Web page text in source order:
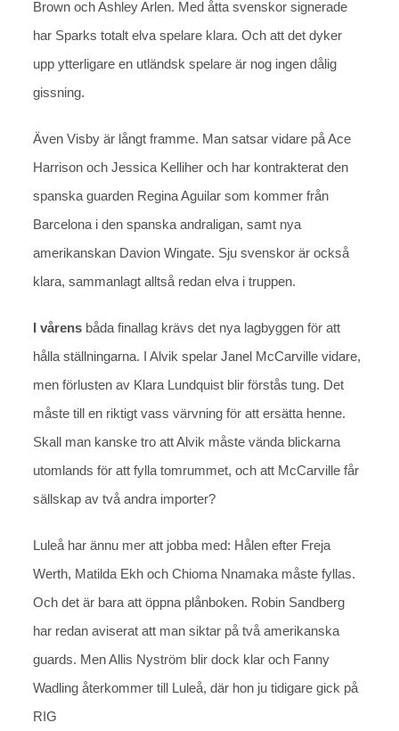
Brown och Ashley Arlen. Med åtta svenskor signerade
har Sparks totalt elva spelare klara. Och att det dyker
upp ytterligare en utländsk spelare är nog ingen dålig
gissning.
Även Visby är långt framme. Man satsar vidare på Ace
Harrison och Jessica Kelliher och har kontrakterat den
spanska guarden Regina Aguilar som kommer från
Barcelona i den spanska andraligan, samt nya
amerikanskan Davion Wingate. Sju svenskor är också
klara, sammanlagt alltså redan elva i truppen.
I vårens båda finallag krävs det nya lagbyggen för att
hålla ställningarna. I Alvik spelar Janel McCarville vidare,
men förlusten av Klara Lundquist blir förstås tung. Det
måste till en riktigt vass värvning för att ersätta henne.
Skall man kanske tro att Alvik måste vända blickarna
utomlands för att fylla tomrummet, och att McCarville får
sällskap av två andra importer?
Luleå har ännu mer att jobba med: Hålen efter Freja
Werth, Matilda Ekh och Chioma Nnamaka måste fyllas.
Och det är bara att öppna plånboken. Robin Sandberg
har redan aviserat att man siktar på två amerikanska
guards. Men Allis Nyström blir dock klar och Fanny
Wadling återkommer till Luleå, där hon ju tidigare gick på
RIG